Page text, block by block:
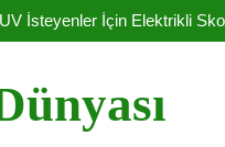
İsteyenler İçin Elektrikli
Amerika Elektrikli Okul
İsteyenler İçin Elektrikli
Amerika Elektrikli Okul